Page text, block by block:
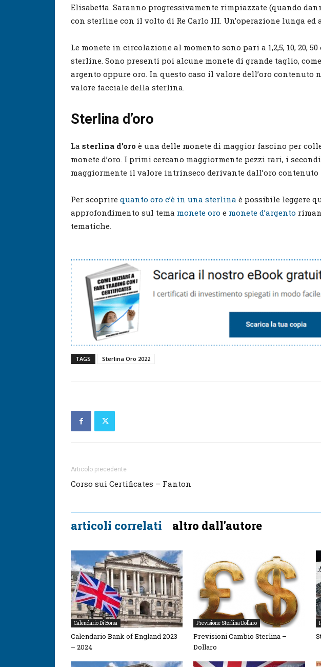
Elisabetta. Saranno progressivamente rimpiazzate (quando
con sterline con il volto di Re Carlo III. Un’operazione lunga ed
Le monete in circolazione al momento sono pari a 1,2,5, 10, 20,
sterline. Sono presenti poi alcune monete di grande taglio, come
argento oppure oro. In questo caso il valore dell’oro contenuto
valore facciale della sterlina.
Sterlina d’oro
La sterlina d’oro è una delle monete di maggior fascino per
monete d’oro. I primi cercano maggiormente pezzi rari, i
maggiormente il valore intrinseco derivante dall’oro contenuto
Per scoprire quanto oro c’è in una sterlina è possibile leggere
approfondimento sul tema monete oro e monete d’argento
tematiche.
TAGS Sterlina Oro 2022
Articolo precedente
Corso sui Certificates – Fanton
articoli correlati altro dall'autore
Calendario Di Borsa
Calendario Bank of England 2023
– 2024
Previsione Sterlina Dollaro
Previsioni Cambio Sterlina –
Dollaro